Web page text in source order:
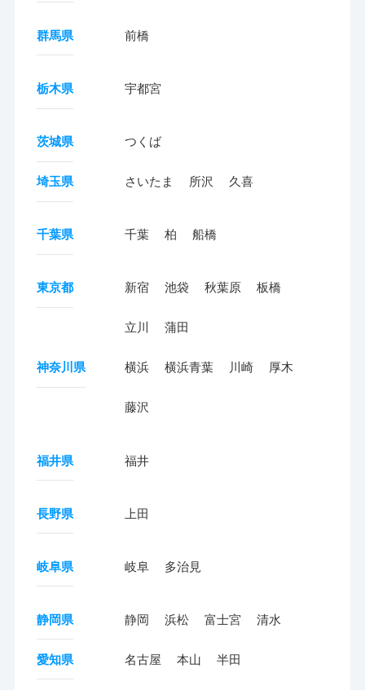
群馬県 前橋
栃木県 宇都宮
茨城県 つくば
埼玉県 さいたま 所沢 久喜
千葉県 千葉 柏 船橋
東京都 新宿 池袋 秋葉原 板橋
立川 蒲田
神奈川県 横浜 横浜青葉 川崎 厚木
藤沢
福井県 福井
長野県 上田
岐阜県 岐阜 多治見
静岡県 静岡 浜松 富士宮 清水
愛知県 名古屋 本山 半田